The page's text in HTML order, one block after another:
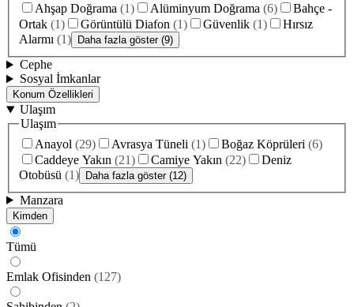
Ahşap Doğrama (1) Alüminyum Doğrama (6)
Bahçe -
Ortak (1) Görüntülü Diafon (1) Güvenlik (1)
Hırsız
Alarmı (1) Daha fazla göster (9)
Cephe
Sosyal İmkanlar
Konum Özellikleri
Ulaşım
Ulaşım
Anayol (29) Avrasya Tüneli (1) Boğaz Köprüleri (6)
Caddeye Yakın (21) Camiye Yakın (22)
Deniz
Otobüsü (1) Daha fazla göster (12)
Manzara
Kimden
Tümü
Emlak Ofisinden (127)